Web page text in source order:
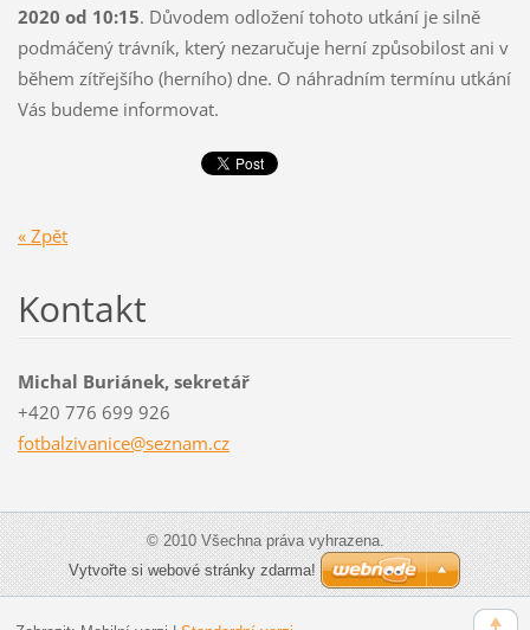
2020 od 10:15. Důvodem odložení tohoto utkání je silně
podmáčený trávník, který nezaručuje herní způsobilost ani v
během zítřejšího (herního) dne. O náhradním termínu utkání
Vás budeme informovat.
« Zpět
Kontakt
Michal Buriánek, sekretář
+420 776 699 926
fotbalzivanice@seznam.cz
© 2010 Všechna práva vyhrazena.
Vytvořte si webové stránky zdarma!